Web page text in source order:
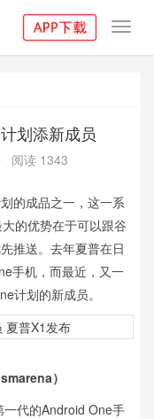
划添新成员
阅读 1343
的成品之一，这一系
的优势在于可以跟谷
推送。去年夏普在日
手机，而最近，又一
计划的新成员。
）
代的Android One手